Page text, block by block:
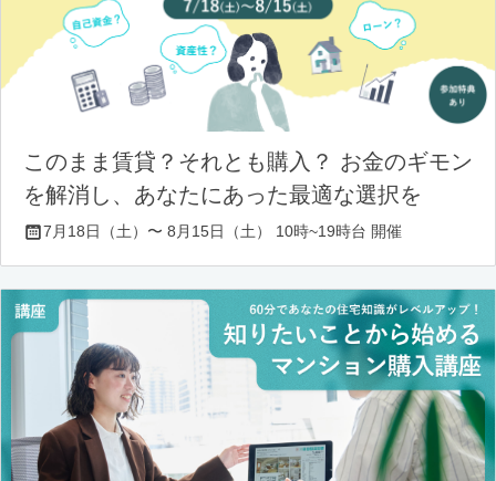
このまま賃貸？それとも購入？ お金のギモン
を解消し、あなたにあった最適な選択を
7月18日（土）〜 8月15日（土） 10時~19時台 開催